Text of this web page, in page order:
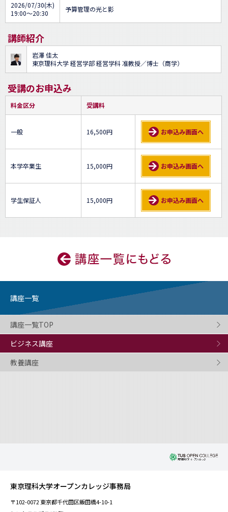
2026/07/30(木)
19:00～20:30
予算管理の光と影
講師紹介
岩澤 佳太
東京理科大学 経営学部 経営学科 准教授／博士（商学）
受講のお申込み
料金区分 受講料
一般 16,500円 お申込み画面へ
本学卒業生 15,000円 お申込み画面へ
学生保証人 15,000円 お申込み画面へ
講座一覧
講座一覧TOP
ビジネス講座
教養講座
東京理科大学オープンカレッジ事務局
〒102-0072 東京都千代田区飯田橋4-10-1